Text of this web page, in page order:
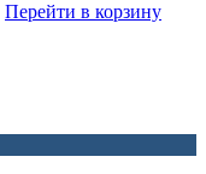
Перейти в корзину